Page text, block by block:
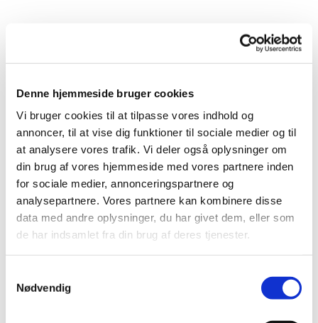
Denne hjemmeside bruger cookies
Vi bruger cookies til at tilpasse vores indhold og
annoncer, til at vise dig funktioner til sociale medier og til
at analysere vores trafik. Vi deler også oplysninger om
din brug af vores hjemmeside med vores partnere inden
for sociale medier, annonceringspartnere og
analysepartnere. Vores partnere kan kombinere disse
data med andre oplysninger, du har givet dem, eller som
de har indsamlet fra din brug af deres tjenester.
Nødvendig
Du vil måske også kunne lide...